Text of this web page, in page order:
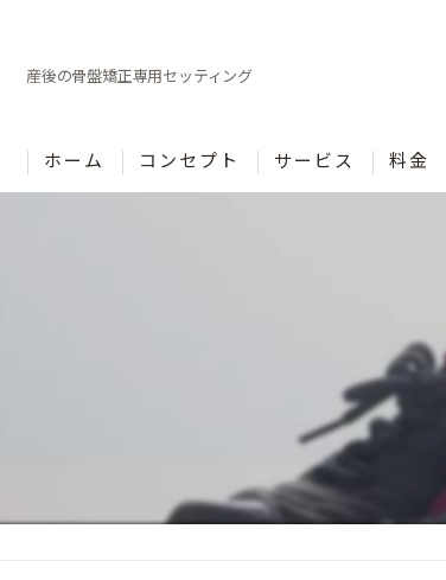
産後の骨盤矯正専用セッティング
ホーム コンセプト サービス 料金